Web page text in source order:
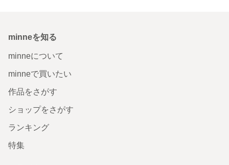
minneを知る
minneについて
minneで買いたい
作品をさがす
ショップをさがす
ランキング
特集